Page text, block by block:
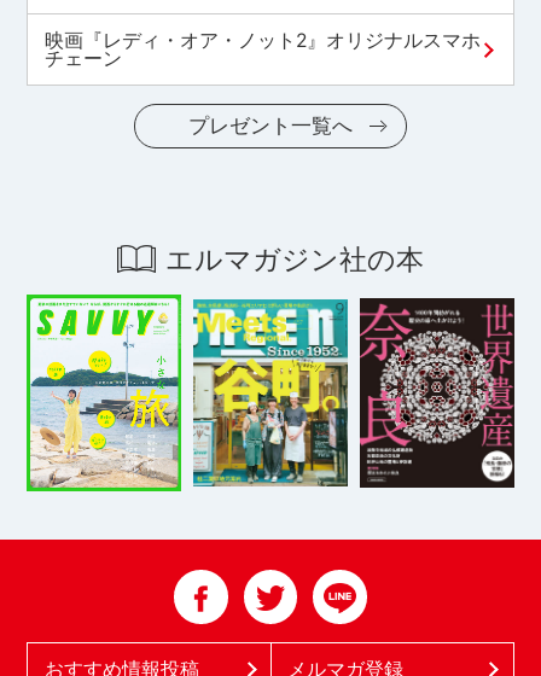
映画『レディ・オア・ノット2』オリジナルスマホ
チェーン
プレゼント一覧へ
エルマガジン社の本
おすすめ情報投稿 メルマガ登録